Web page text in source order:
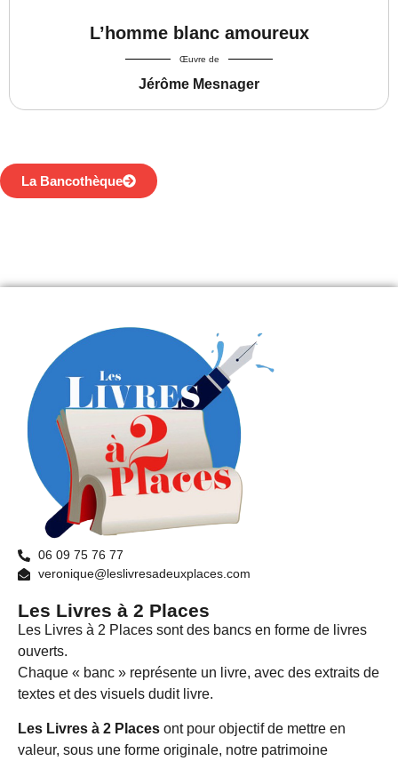
L’homme blanc amoureux
Œuvre de
Jérôme Mesnager
La Bancothèque
06 09 75 76 77
veronique@leslivresadeuxplaces.com
Les Livres à 2 Places
Les Livres à 2 Places sont des bancs en forme de livres
ouverts.
Chaque « banc » représente un livre, avec des extraits de
textes et des visuels dudit livre.
Les Livres à 2 Places ont pour objectif de mettre en
valeur, sous une forme originale, notre patrimoine